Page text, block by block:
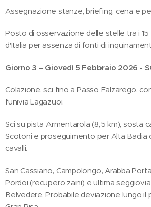
Assegnazione stanze, briefing, cena e
Posto di osservazione delle stelle tra i
d'Italia per assenza di fonti di
Giorno 3 – Giovedì 5 Febbraio 2026 -
Colazione, sci fino a Passo Falzarego,
funivia Lagazuoi.
Sci su pista Armentarola (8,5 km), sosta
Scotoni e proseguimento per Alta Badia
cavalli.
San Cassiano, Campolongo, Arabba
Pordoi (recupero zaini) e ultima
Belvedere. Probabile deviazione lungo il